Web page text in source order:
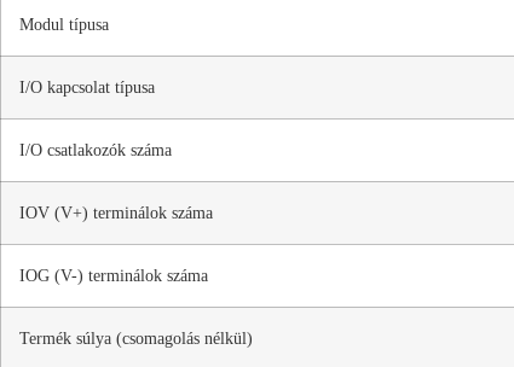
Modul típusa
I/O kapcsolat típusa
I/O csatlakozók száma
IOV (V+) terminálok száma
IOG (V-) terminálok száma
Termék súlya (csomagolás nélkül)